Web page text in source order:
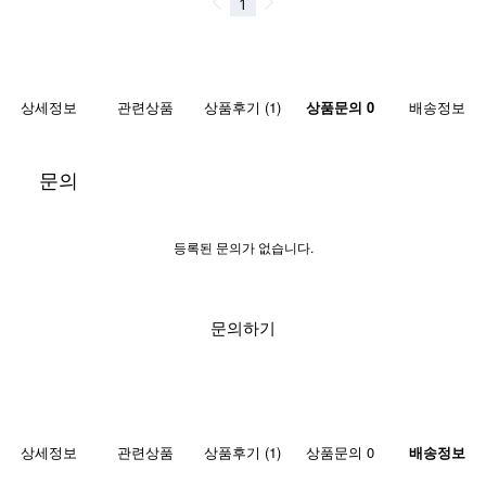
상세정보 관련상품 상품후기 (1) 상품문의 0 배송정보
문의
등록된 문의가 없습니다.
문의하기
상세정보 관련상품 상품후기 (1) 상품문의 0 배송정보